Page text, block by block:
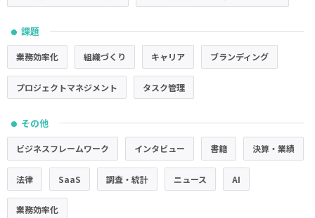
● 課題
業務効率化 組織づくり キャリア ブランディング
プロジェクトマネジメント タスク管理
● その他
ビジネスフレームワーク インタビュー 書籍 決算・業績
法律 SaaS 調査・統計 ニュース AI
業務効率化